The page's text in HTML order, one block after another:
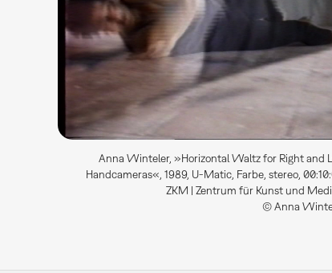
Anna Winteler, »Horizontal Waltz for Right and
Handcameras«, 1989, U-Matic, Farbe, stereo,
ZKM | Zentrum für Kunst und
© Anna